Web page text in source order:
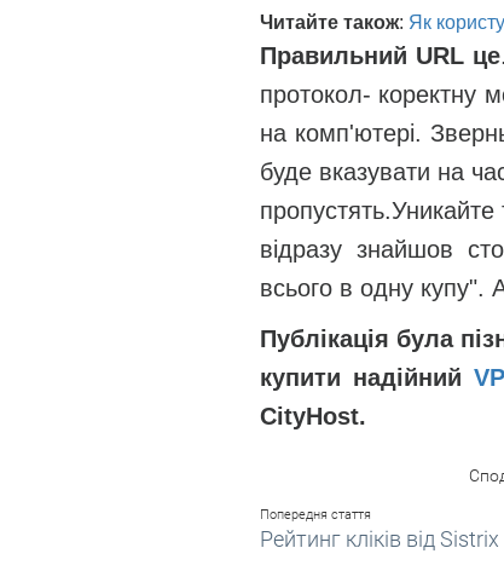
Читайте також: Як
Правильний URL це
протокол- коректну
на комп'ютері.
буде вказувати на
відразу знайшов
всього в одну купу".
Публікація була
купити надійний
CityHost.
Попередня стаття
Рейтинг кліків від Sistrix